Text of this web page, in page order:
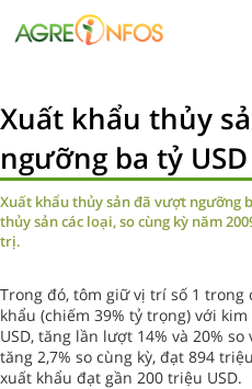
Xuất khẩu thủy
ngưỡng ba tỷ USD
Xuất khẩu thủy sản đã vượt ngưỡng
thủy sản các loại, so cùng kỳ năm
trị.
Trong đó, tôm giữ vị trí số 1 trong
khẩu (chiếm 39% tỷ trọng) với
USD, tăng lần lượt 14% và 20%
tăng 2,7% so cùng kỳ, đạt 894
xuất khẩu đạt gần 200 triệu USD.